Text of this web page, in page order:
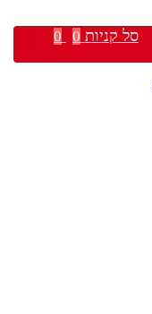
סל קניות 0
0